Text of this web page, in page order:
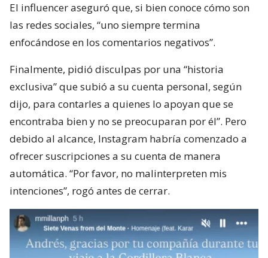
El influencer aseguró que, si bien conoce cómo son
las redes sociales, “uno siempre termina
enfocándose en los comentarios negativos”.
Finalmente, pidió disculpas por una “historia
exclusiva” que subió a su cuenta personal, según
dijo, para contarles a quienes lo apoyan que se
encontraba bien y no se preocuparan por él”. Pero
debido al alcance, Instagram habría comenzado a
ofrecer suscripciones a su cuenta de manera
automática. “Por favor, no malinterpreten mis
intenciones”, rogó antes de cerrar.